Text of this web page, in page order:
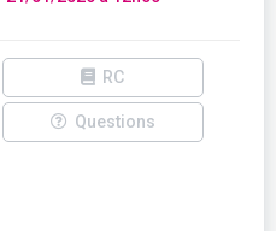
RC
Questions